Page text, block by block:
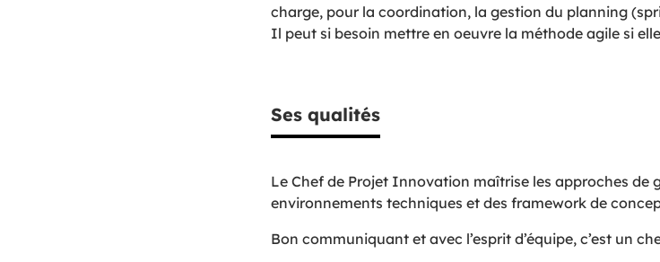
charge, pour la coordination, la gestion du planning
Il peut si besoin mettre en oeuvre la méthode agile si
Ses qualités
Le Chef de Projet Innovation maîtrise les approches de
environnements techniques et des framework de
Bon communiquant et avec l’esprit d’équipe, c’est un